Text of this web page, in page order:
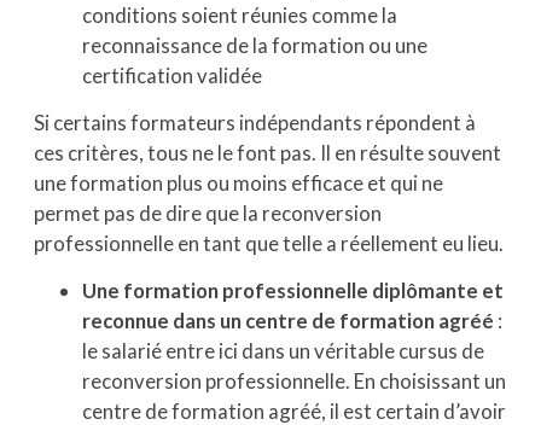
conditions soient réunies comme la
reconnaissance de la formation ou une
certification validée
Si certains formateurs indépendants répondent à
ces critères, tous ne le font pas. Il en résulte souvent
une formation plus ou moins efficace et qui ne
permet pas de dire que la reconversion
professionnelle en tant que telle a réellement eu lieu.
Une formation professionnelle diplômante et
reconnue dans un centre de formation agréé :
le salarié entre ici dans un véritable cursus de
reconversion professionnelle. En choisissant un
centre de formation agréé, il est certain d’avoir